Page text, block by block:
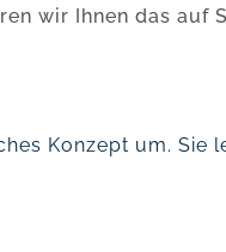
wir Ihnen das auf
Konzept um. Sie